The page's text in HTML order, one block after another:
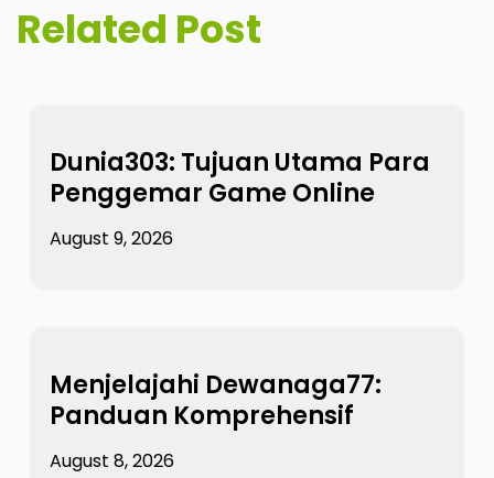
Related Post
Dunia303: Tujuan Utama Para
Penggemar Game Online
August 9, 2026
Menjelajahi Dewanaga77:
Panduan Komprehensif
August 8, 2026